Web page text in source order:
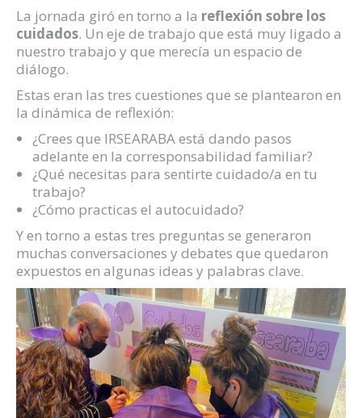
La jornada giró en torno a la reflexión sobre los
cuidados. Un eje de trabajo que está muy ligado a
nuestro trabajo y que merecía un espacio de
diálogo.
Estas eran las tres cuestiones que se plantearon en
la dinámica de reflexión:
¿Crees que IRSEARABA está dando pasos
adelante en la corresponsabilidad familiar?
¿Qué necesitas para sentirte cuidado/a en tu
trabajo?
¿Cómo practicas el autocuidado?
Y en torno a estas tres preguntas se generaron
muchas conversaciones y debates que quedaron
expuestos en algunas ideas y palabras clave.